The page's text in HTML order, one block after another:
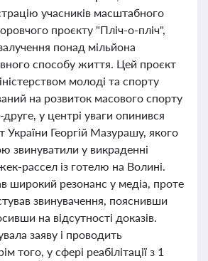
учасників масштабного
проєкту "Пліч-о-пліч",
понад мільйона
способу життя. Цей проєкт
молоді та спорту
на розвиток масового спорту
у центрі уваги опинився
України Георгій Мазурашу, якого
звинуватили у викраденні
рассел із готелю на Волині.
широкий резонанс у медіа, проте
звинувачення, пояснивши
на відсутності доказів.
заяву і проводить
того, у сфері реабілітації з 1